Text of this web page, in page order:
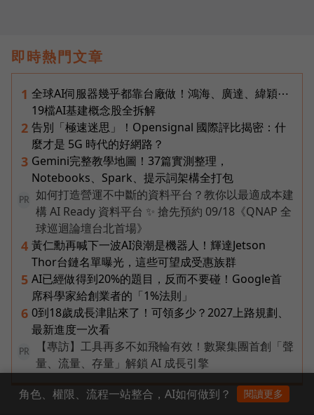
即時熱門文章
1 全球AI伺服器幾乎都靠台廠做！鴻海、廣達、緯穎⋯
19檔AI基建概念股全拆解
2 告別「極速迷思」！Opensignal 國際評比揭密：什
麼才是 5G 時代的好網路？
3 Gemini完整教學地圖！37篇實測整理，
Notebooks、Spark、提示詞架構全打包
PR
如何打造營運不中斷的資料平台？教你以最適成本建
構 AI Ready 資料平台 ✨ 搶先預約 09/18《QNAP 全
球巡迴論壇台北首場》
4 黃仁勳再喊下一波AI浪潮是機器人！輝達Jetson
Thor台鏈名單曝光，這些可望成受惠族群
5 AI已經做得到20%的題目，反而不要碰！Google首
席科學家給創業者的「1%法則」
6 0到18歲成長津貼來了！可領多少？2027上路規劃、
最新進度一次看
PR
【專訪】工具再多不如飛輪有效！數聚集團首創「聲
量、流量、存量」解鎖 AI 成長引擎
角色、權限、流程一站整合，AI如何做到？
閱讀更多